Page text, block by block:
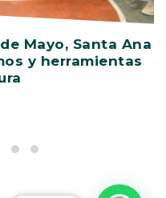
Mayo, Santa Ana
y herramientas